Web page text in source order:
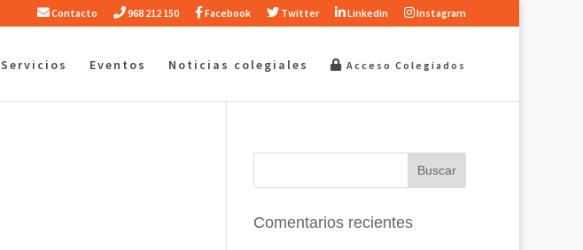
Contacto 968 212 150 Facebook Twitter Linkedin Instagram
Servicios Eventos Noticias colegiales Acceso Colegiados
Comentarios recientes